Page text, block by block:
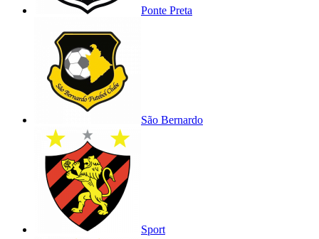
Ponte Preta
São Bernardo
Sport